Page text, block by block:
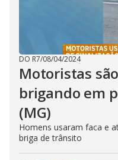
DO R7/08/04/2024
Motoristas
brigando em
(MG)
Homens usaram faca e
briga de trânsito